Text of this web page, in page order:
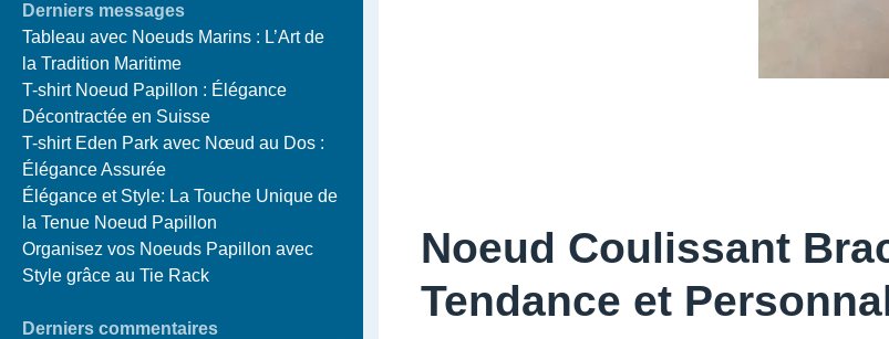
Derniers messages
Tableau avec Noeuds Marins : L’Art de
la Tradition Maritime
T-shirt Noeud Papillon : Élégance
Décontractée en Suisse
T-shirt Eden Park avec Nœud au Dos :
Élégance Assurée
Élégance et Style: La Touche Unique de
la Tenue Noeud Papillon
Organisez vos Noeuds Papillon avec
Style grâce au Tie Rack
Derniers commentaires
Noeud Coulissant
Tendance et